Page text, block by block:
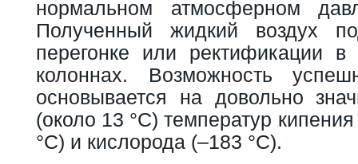
нормальном атмосферном
Полученный жидкий воздух
перегонке или ректификации в
колоннах. Возможность
основывается на довольно
(около 13 °С) температур
°С) и кислорода (–183 °С).